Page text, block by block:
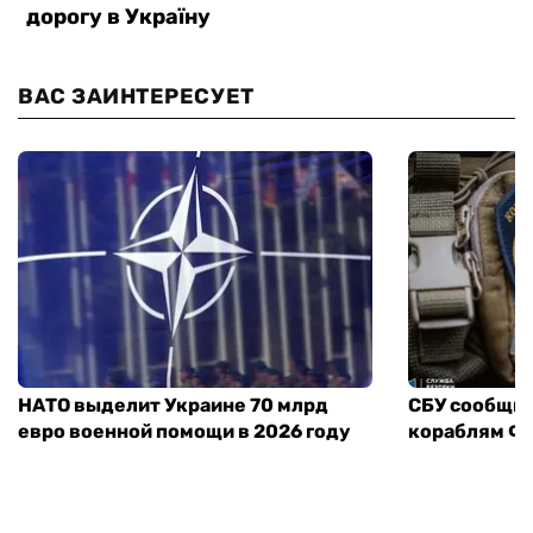
ВАС ЗАИНТЕРЕСУЕТ
НАТО выделит Украине 70 млрд
евро военной помощи в 2026 году
СБУ
кораблям